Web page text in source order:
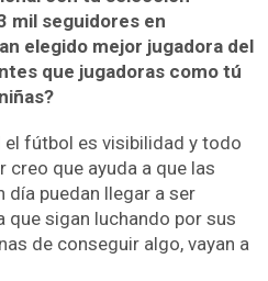
mil seguidores en
elegido mejor jugadora del
que jugadoras como tú
fútbol es visibilidad y todo
creo que ayuda a que las
día puedan llegar a ser
sigan luchando por sus
de conseguir algo, vayan a